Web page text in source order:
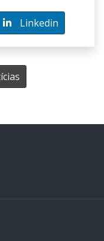
Linkedin